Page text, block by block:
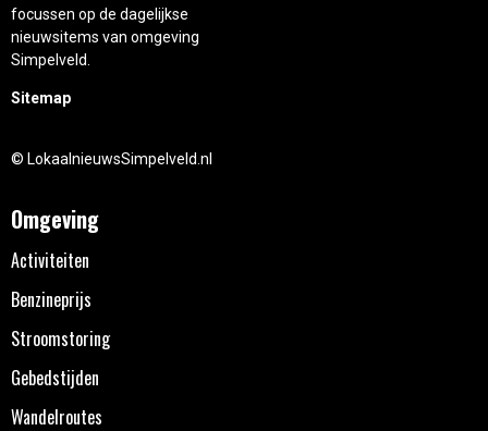
focussen op de dagelijkse
nieuwsitems van omgeving
Simpelveld.
Sitemap
© LokaalnieuwsSimpelveld.nl
Omgeving
Activiteiten
Benzineprijs
Stroomstoring
Gebedstijden
Wandelroutes